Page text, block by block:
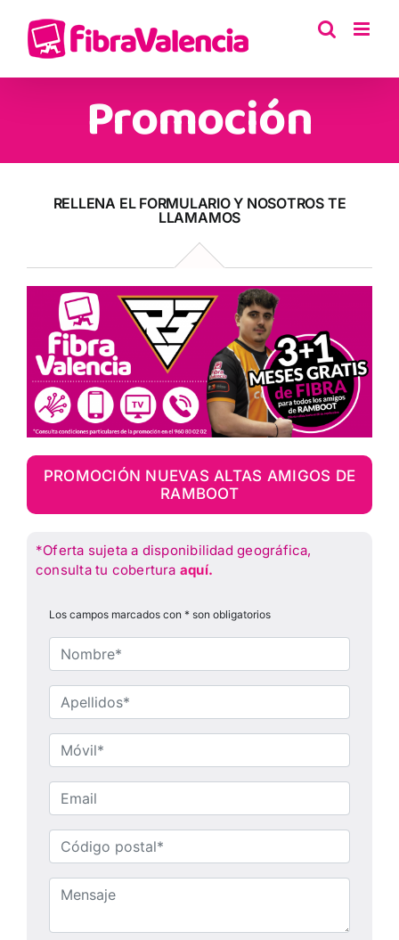
contenido
Promoción
RELLENA EL FORMULARIO Y NOSOTROS TE
LLAMAMOS
PROMOCIÓN NUEVAS ALTAS AMIGOS DE
RAMBOOT
*Oferta sujeta a disponibilidad geográfica,
consulta tu cobertura aquí.